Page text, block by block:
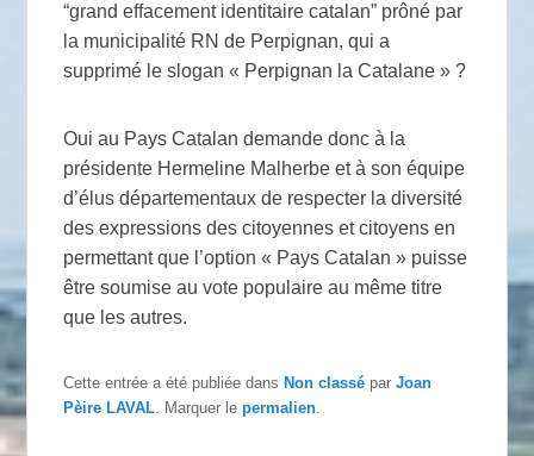
“grand effacement identitaire catalan” prôné par
la municipalité RN de Perpignan, qui a
supprimé le slogan « Perpignan la Catalane » ?
Oui au Pays Catalan demande donc à la
présidente Hermeline Malherbe et à son équipe
d’élus départementaux de respecter la diversité
des expressions des citoyennes et citoyens en
permettant que l’option « Pays Catalan » puisse
être soumise au vote populaire au même titre
que les autres.
Cette entrée a été publiée dans Non classé parJoan
Pèire LAVAL. Marquer lepermalien.